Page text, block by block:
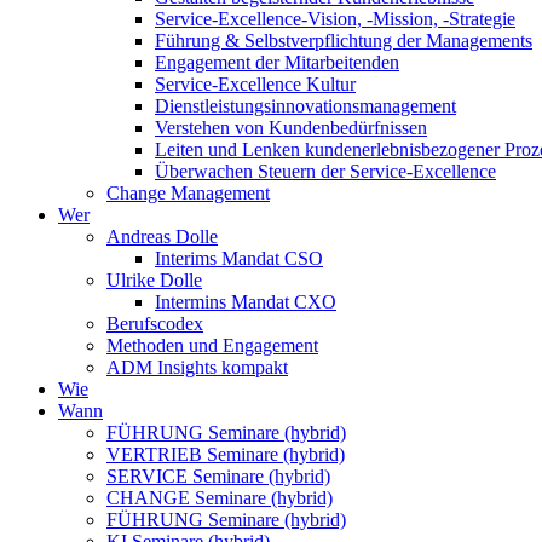
Service-Excellence-Vision, -Mission, -Strategie
Führung & Selbstverpflichtung der Managements
Engagement der Mitarbeitenden
Service-Excellence Kultur
Dienstleistungsinnovationsmanagement
Verstehen von Kundenbedürfnissen
Leiten und Lenken kundenerlebnisbezogener
Überwachen Steuern der Service-Excellence
Change Management
Wer
Andreas Dolle
Interims Mandat CSO
Ulrike Dolle
Intermins Mandat CXO
Berufscodex
Methoden und Engagement
ADM Insights kompakt
Wie
Wann
FÜHRUNG Seminare (hybrid)
VERTRIEB Seminare (hybrid)
SERVICE Seminare (hybrid)
CHANGE Seminare (hybrid)
FÜHRUNG Seminare (hybrid)